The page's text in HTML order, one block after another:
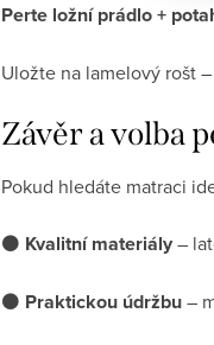
Perte ložní prádlo +
Uložte na lamelový rošt
Závěr a volba
Pokud hledáte matraci
⚫️ Kvalitní materiály–
⚫️ Praktickou údržbu–